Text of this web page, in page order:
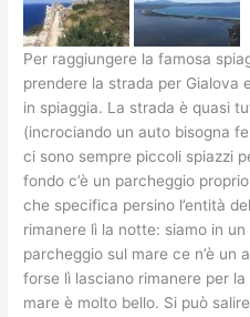
Per raggiungere la famosa
prendere la strada per Gialova
in spiaggia. La strada è quasi
(incrociando un auto bisogna
ci sono sempre piccoli spiazzi
fondo c’è un parcheggio
che specifica persino l’entità
rimanere lì la notte: siamo in
parcheggio sul mare ce n’è un
forse lì lasciano rimanere per
mare è molto bello. Si può